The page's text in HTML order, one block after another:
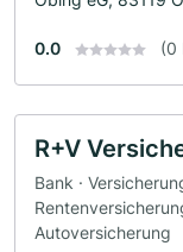
0.0 (0
R+V
Bank ·
Autoversicherung